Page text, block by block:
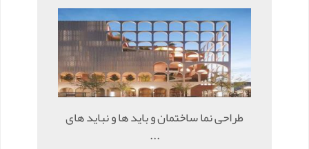
طراحی نما ساختمان و باید ها و نباید های
...